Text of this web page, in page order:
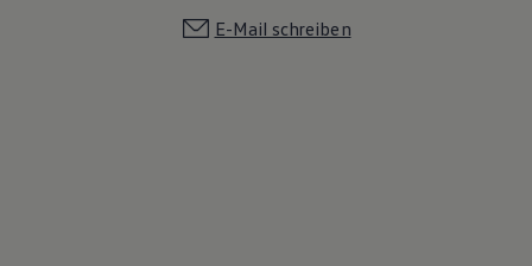
E-Mail schreiben